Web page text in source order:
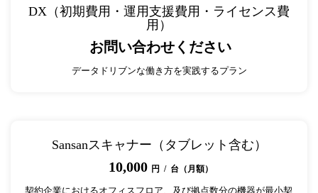
DX（初期費用・運用支援費用・ライセンス費
用）
お問い合わせください
データドリブンな働き方を実践するプラン
Sansanスキャナー（タブレット含む）
10,000 円 / 台（月額）
契約企業におけるオフィスフロア、及び拠点数分の機器が最小契